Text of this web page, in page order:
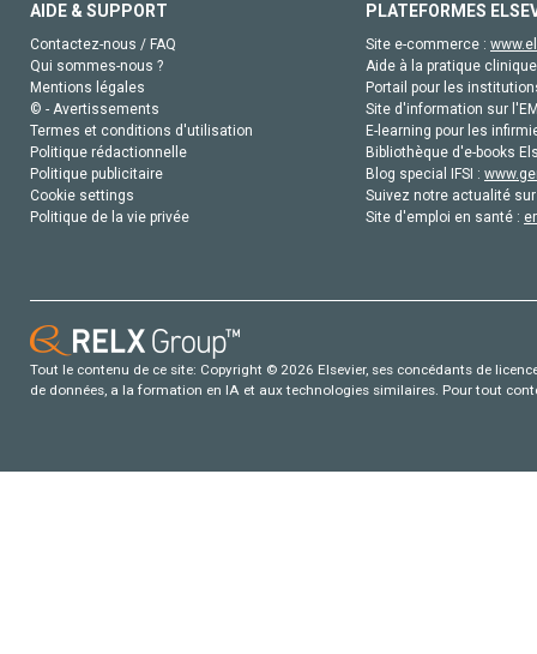
AIDE & SUPPORT
Contactez-nous / FAQ
Qui sommes-nous ?
Mentions légales
© - Avertissements
Termes et conditions d'utilisation
Politique rédactionnelle
Politique publicitaire
Cookie settings
Politique de la vie privée
PLATEFORMES
Site e-commerce :
Aide à la pratique
Portail pour les
Site d'information sur
E-learning pour les
Bibliothèque d'e-books
Blog special IFSI :
Suivez notre actualité
Site d'emploi en santé :
Tout le contenu de ce site: Copyright © 2026 Elsevier, ses concédants de
de données, a la formation en IA et aux technologies similaires. Pour tout